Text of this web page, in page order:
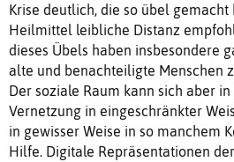
Krise deutlich, die so übel gemacht
Heilmittel leibliche Distanz
dieses Übels haben insbesondere
alte und benachteiligte Menschen
Der soziale Raum kann sich aber
Vernetzung in eingeschränkter
in gewisser Weise in so manchem
Hilfe. Digitale Repräsentationen